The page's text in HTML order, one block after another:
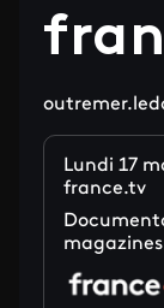
Lundi 17
france.tv
magazines